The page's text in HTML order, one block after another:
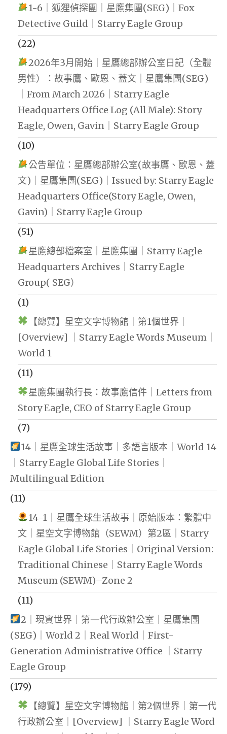
1-6｜狐狸偵探團｜星鷹集團(SEG)｜Fox
Detective Guild｜Starry Eagle Group
(22)
2026年3月開始｜星鷹總部辦公室日記（全體
男性）：故事鷹、歐恩、蓋文｜星鷹集團(SEG)
｜From March 2026｜Starry Eagle
Headquarters Office Log (All Male): Story
Eagle, Owen, Gavin｜Starry Eagle Group
(10)
公告單位：星鷹總部辦公室(故事鷹、歐恩、蓋
文)｜星鷹集團(SEG)｜Issued by: Starry Eagle
Headquarters Office(Story Eagle, Owen,
Gavin)｜Starry Eagle Group
(51)
星鷹總部檔案室｜星鷹集團｜Starry Eagle
Headquarters Archives｜Starry Eagle
Group( SEG）
(1)
【總覽】星空文字博物館｜第1個世界｜
[Overview] ｜Starry Eagle Words Museum｜
World 1
(11)
星鷹集團執行長：故事鷹信件｜Letters from
Story Eagle, CEO of Starry Eagle Group
(7)
14｜星鷹全球生活故事｜多語言版本｜World 14
｜Starry Eagle Global Life Stories｜
Multilingual Edition
(11)
14-1｜星鷹全球生活故事｜原始版本：繁體中
文｜星空文字博物館（SEWM）第2區｜Starry
Eagle Global Life Stories｜Original Version:
Traditional Chinese｜Starry Eagle Words
Museum (SEWM)–Zone 2
(11)
2｜現實世界｜第一代行政辦公室｜星鷹集團
(SEG)｜World 2｜Real World｜First-
Generation Administrative Office ｜Starry
Eagle Group
(179)
【總覽】星空文字博物館｜第2個世界｜第一代
行政辦公室｜[Overview] ｜Starry Eagle Word